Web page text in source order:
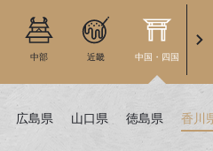
中部 近畿 中国・四国
広島県 山口県 徳島県 香川